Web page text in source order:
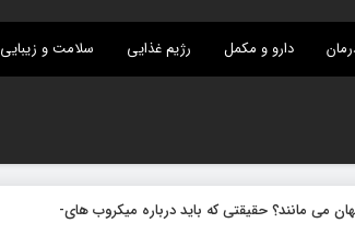
دارو و مکمل رژیم غذایی سلامت و زیبایی
مانند؟ حقیقتی که باید درباره میکروب های نهفته بدانید